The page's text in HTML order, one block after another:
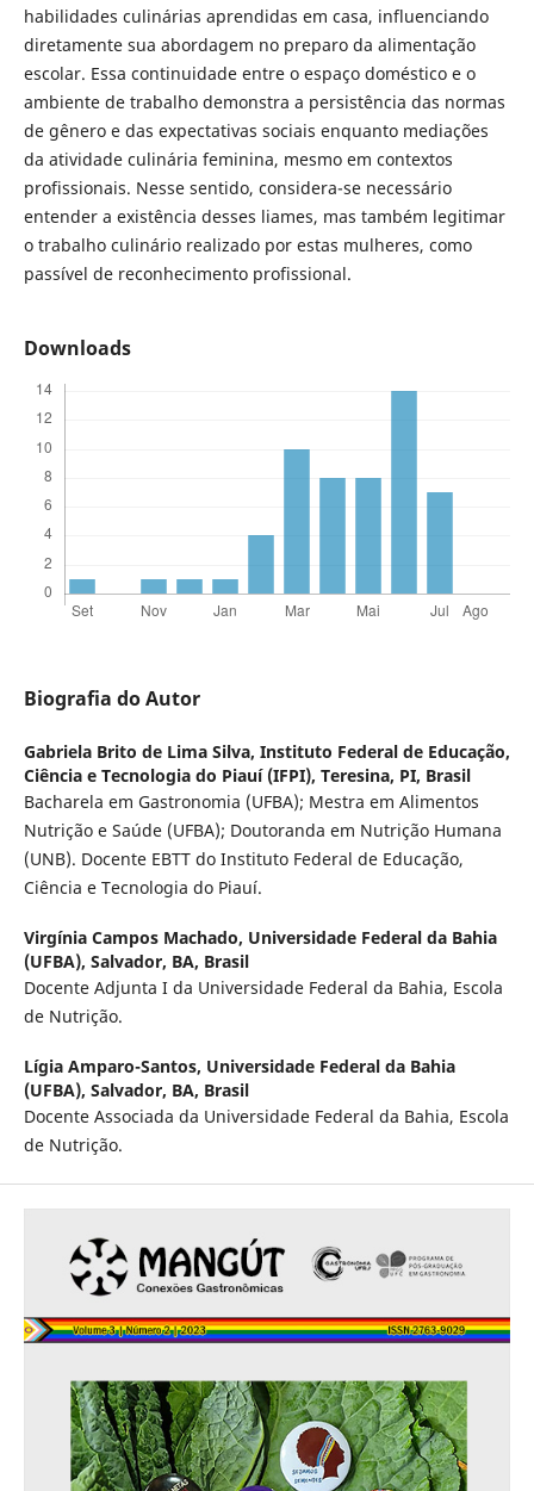
habilidades culinárias aprendidas em casa, influenciando
diretamente sua abordagem no preparo da alimentação
escolar. Essa continuidade entre o espaço doméstico e o
ambiente de trabalho demonstra a persistência das normas
de gênero e das expectativas sociais enquanto mediações
da atividade culinária feminina, mesmo em contextos
profissionais. Nesse sentido, considera-se necessário
entender a existência desses liames, mas também legitimar
o trabalho culinário realizado por estas mulheres, como
passível de reconhecimento profissional.
Downloads
Biografia do Autor
Gabriela Brito de Lima Silva, Instituto Federal de Educação,
Ciência e Tecnologia do Piauí (IFPI), Teresina, PI, Brasil
Bacharela em Gastronomia (UFBA); Mestra em Alimentos
Nutrição e Saúde (UFBA); Doutoranda em Nutrição Humana
(UNB). Docente EBTT do Instituto Federal de Educação,
Ciência e Tecnologia do Piauí.
Virgínia Campos Machado, Universidade Federal da Bahia
(UFBA), Salvador, BA, Brasil
Docente Adjunta I da Universidade Federal da Bahia, Escola
de Nutrição.
Lígia Amparo-Santos, Universidade Federal da Bahia
(UFBA), Salvador, BA, Brasil
Docente Associada da Universidade Federal da Bahia, Escola
de Nutrição.